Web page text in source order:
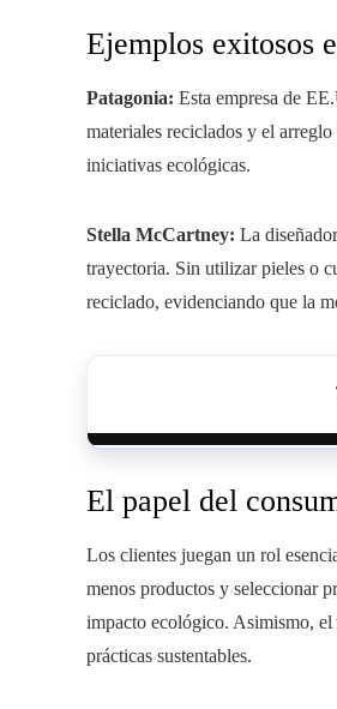
Ejemplos exitosos
Patagonia: Esta empresa de
materiales reciclados y el
iniciativas ecológicas.
Stella McCartney: La
trayectoria. Sin utilizar pieles o
reciclado, evidenciando que la
El papel del
Los clientes juegan un rol
menos productos y seleccionar
impacto ecológico. Asimismo, el
prácticas sustentables.